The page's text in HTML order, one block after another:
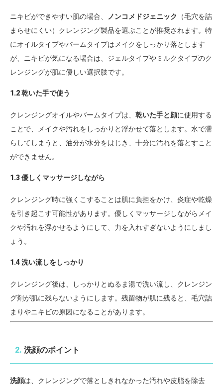
ニキビができやすい肌の場合、 ノンコメドジェニック
（毛穴を詰
まらせにくい）クレンジング製品を選ぶことが推奨されます。特
にオイルタイプやバームタイプはメイクをしっかり落とします
が、ニキビが気になる場合は、ジェルタイプやミルクタイプのク
レンジングが肌に優しい選択肢です。
1.2 乾いた手で使う
クレンジングオイルやバームタイプは、 乾いた手と顔に使用する
ことで、メイクや汚れをしっかりと浮かせて落とします。水で濡
らしてしまうと、油分が水分をはじき、十分に汚れを落とすこと
ができません。
1.3 優しくマッサージしながら
クレンジング時に強くこすることは肌に負担をかけ、炎症や乾燥
を引き起こす可能性があります。優しくマッサージしながらメイ
クや汚れを浮かせるようにして、力を入れすぎないようにしまし
ょう。
1.4 洗い流しをしっかり
クレンジング後は、しっかりとぬるま湯で洗い流し、クレンジン
グ剤が肌に残らないようにします。残留物が肌に残ると、毛穴詰
まりやニキビの原因になることがあります。
2. 洗顔のポイント
洗顔は、クレンジングで落としきれなかった汚れや皮脂を除去